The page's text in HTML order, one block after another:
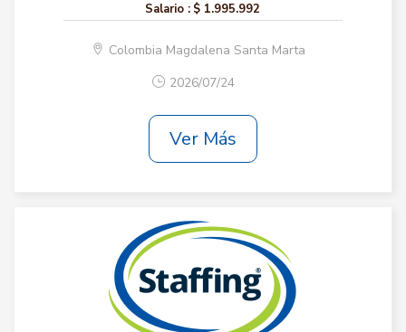
Salario : $ 1.995.992
Colombia Magdalena Santa Marta
2026/07/24
Ver Más